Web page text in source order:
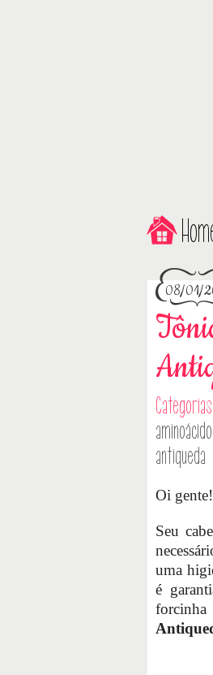
08/01/
antiqueda
Oi gente!
Seu
uma
é